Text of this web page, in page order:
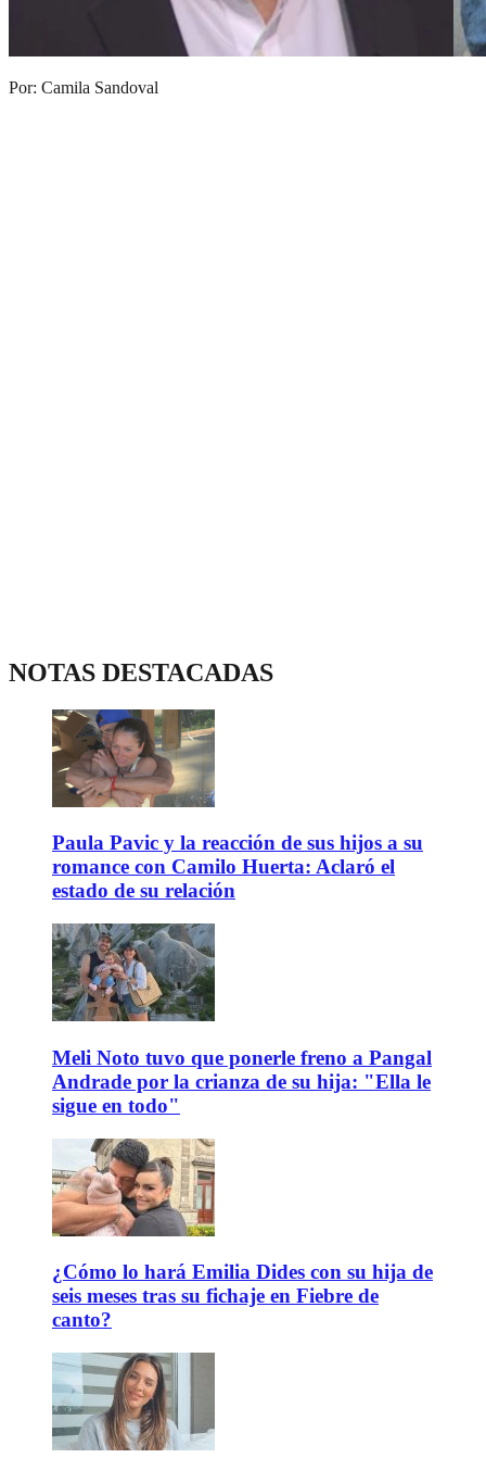
Por: Camila Sandoval
NOTAS DESTACADAS
Paula Pavic y la reacción de sus hijos a su
romance con Camilo Huerta: Aclaró el
estado de su relación
Meli Noto tuvo que ponerle freno a Pangal
Andrade por la crianza de su hija: "Ella le
sigue en todo"
¿Cómo lo hará Emilia Dides con su hija de
seis meses tras su fichaje en Fiebre de
canto?